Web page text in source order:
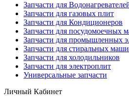
Запчасти для
Запчасти для газовых плит
Запчасти для Кондиционеров
Запчасти для посудомоечных
Запчасти для промышленных
Запчасти для стиральных
Запчасти для холодильников
Запчасти для электроплит
Универсальные запчасти
Личный Кабинет